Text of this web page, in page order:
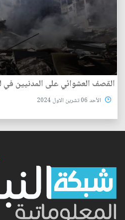
القصف العشوائي على المدنيين في
الأحد 06 تشرين الاول 2024